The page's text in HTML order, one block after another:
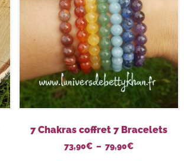
7 Chakras coffret 7 Bracelets
73,90€ – 79,90€